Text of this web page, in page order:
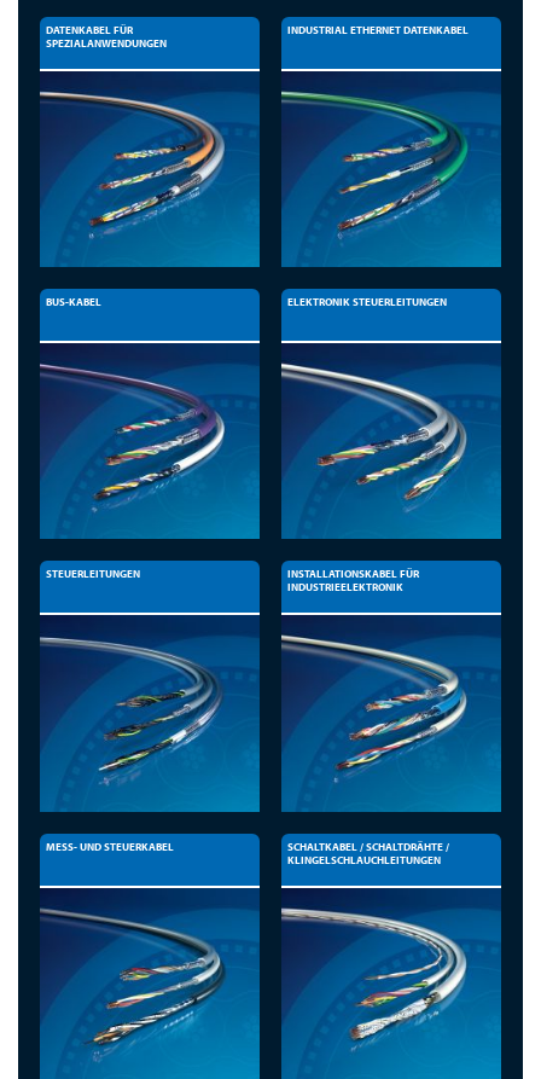
DATENKABEL FÜR
SPEZIALANWENDUNGEN
INDUSTRIAL ETHERNET DATENKABEL
BUS-KABEL ELEKTRONIK STEUERLEITUNGEN
STEUERLEITUNGEN
INSTALLATIONSKABEL FÜR
INDUSTRIEELEKTRONIK
MESS- UND STEUERKABEL
SCHALTKABEL / SCHALTDRÄHTE /
KLINGELSCHLAUCHLEITUNGEN